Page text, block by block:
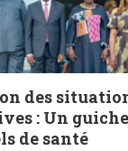
des
: Un
de santé